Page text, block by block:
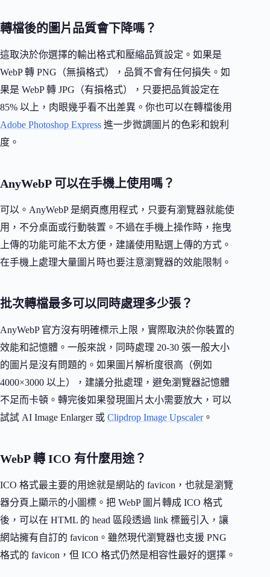
轉檔後的圖片品質會下降嗎？
這取決於你選擇的輸出格式和壓縮品質設定。如果是
WebP 轉 PNG（無損格式），品質不會有任何損失。如
果是 WebP 轉 JPG（有損格式），只要把品質設定在
85% 以上，肉眼幾乎看不出差異。你也可以在轉檔後用
Adobe Photoshop Express 進一步微調圖片的色彩和銳利
度。
AnyWebP 可以在手機上使用嗎？
可以。AnyWebP 是網頁應用程式，只要有瀏覽器就能使
用，不分桌面或行動裝置。不過在手機上操作時，拖曳
上傳的功能可能不太方便，建議使用點選上傳的方式。
在手機上處理大量圖片時也要注意瀏覽器的效能限制。
批次轉檔最多可以同時處理多少張？
AnyWebP 官方沒有明確標示上限，實際取決於你裝置的
效能和記憶體。一般來說，同時處理 20-30 張一般大小
的圖片是沒有問題的。如果圖片解析度很高（例如
4000×3000 以上），建議分批處理，避免瀏覽器記憶體
不足而卡頓。轉完後如果發現圖片太小需要放大，可以
試試 AI Image Enlarger 或 Clipdrop Image Upscaler。
WebP 轉 ICO 有什麼用途？
ICO 格式最主要的用途就是網站的 favicon，也就是瀏覽
器分頁上顯示的小圖標。把 WebP 圖片轉成 ICO 格式
後，可以在 HTML 的 head 區段透過 link 標籤引入，讓
網站擁有自訂的 favicon。雖然現代瀏覽器也支援 PNG
格式的 favicon，但 ICO 格式仍然是相容性最好的選擇。